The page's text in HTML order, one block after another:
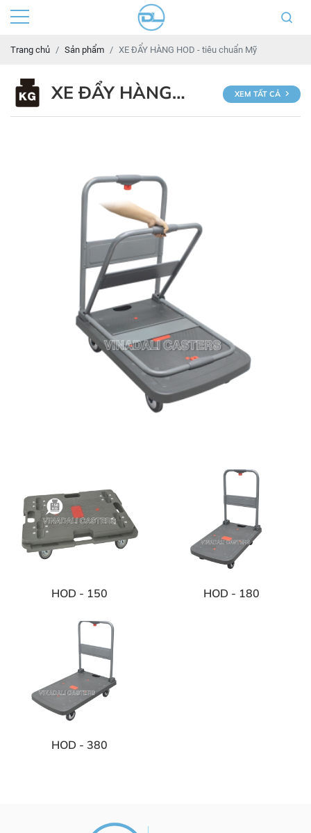
Trang chủ Sản phẩm XE ĐẨY HÀNG HOD - tiêu chuẩn Mỹ
XE ĐẨY HÀNG
HOD
XEM TẤT CẢ
HOD - 150 HOD - 180
HOD - 380